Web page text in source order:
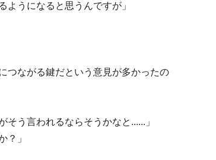
ようになると思うんですが」
つながる鍵だという意見が多かったの
そう言われるならそうかなと......」
？」